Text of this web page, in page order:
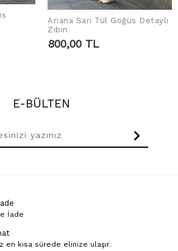
SEPETE EKLE
Ariana Sarı Tül Göğüs Detaylı
Zıbın
800,00 TL
E-BÜLTEN
İade
en kısa sürede elinize ulaşır.